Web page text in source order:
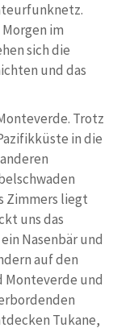
im
sich die
und das
Trotz
in die
Zimmers liegt
uns das
Nasenbär und
auf den
Monteverde und
Tukane,